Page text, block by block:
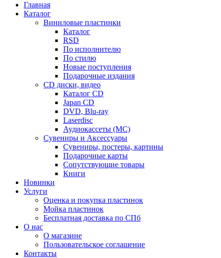
Главная
Каталог
Виниловые пластинки
Каталог
RSD
По исполнителю
По стилю
Новые поступления
Подарочные издания
CD диски, видео
Каталог CD
Japan CD
DVD, Blu-ray
Laserdisc
Аудиокассеты (MC)
Сувениры и Аксессуары
Сувениры, постеры, картины
Подарочные карты
Сопутствующие товары
Книги
Новинки
Услуги
Оценка и покупка пластинок
Мойка пластинок
Бесплатная доставка по СПб
О нас
О магазине
Пользовательское соглашение
Контакты